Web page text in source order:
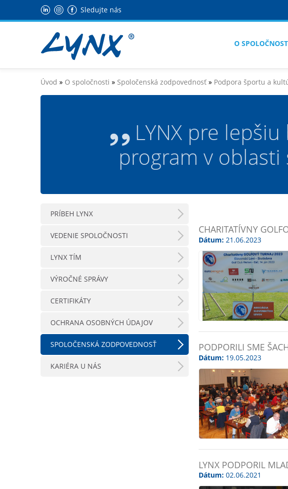
Sledujte nás
O
Úvod » O spoločnosti » Spoločenská zodpovednosť » Podpora športu a
LYNX pre
program v
CHARITATÍVNY
Dátum: 21.06.2023
PODPORILI SME
Dátum: 19.05.2023
LYNX PODPORIL
Dátum: 02.06.2021
PRÍBEH LYNX
VEDENIE SPOLOČNOSTI
LYNX TÍM
VÝROČNÉ SPRÁVY
CERTIFIKÁTY
OCHRANA OSOBNÝCH ÚDAJOV
SPOLOČENSKÁ ZODPOVEDNOSŤ
KARIÉRA U NÁS